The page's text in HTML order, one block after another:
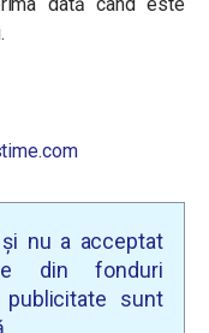
nu a acceptat
din fonduri
publicitate sunt